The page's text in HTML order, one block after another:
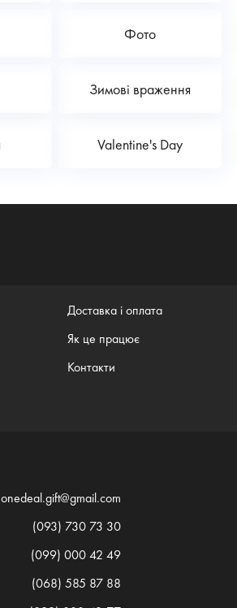
Фото
Зимові враження
Valentine's Day
Доставка і оплата
Як це працює
Контакти
onedeal.gift@gmail.com
(093) 730 73 30
(099) 000 42 49
(068) 585 87 88